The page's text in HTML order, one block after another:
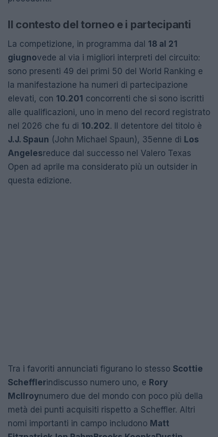
Il contesto del torneo e i partecipanti
La competizione, in programma dal 18 al 21
giugnovede al via i migliori interpreti del circuito:
sono presenti 49 dei primi 50 del World Ranking e
la manifestazione ha numeri di partecipazione
elevati, con 10.201 concorrenti che si sono iscritti
alle qualificazioni, uno in meno del record registrato
nel 2026 che fu di 10.202. Il detentore del titolo è
J.J. Spaun (John Michael Spaun), 35enne di Los
Angelesreduce dal successo nel Valero Texas
Open ad aprile ma considerato più un outsider in
questa edizione.
Tra i favoriti annunciati figurano lo stesso Scottie
Schefflerindiscusso numero uno, e Rory
McIlroynumero due del mondo con poco più della
metà dei punti acquisiti rispetto a Scheffler. Altri
nomi importanti in campo includono Matt